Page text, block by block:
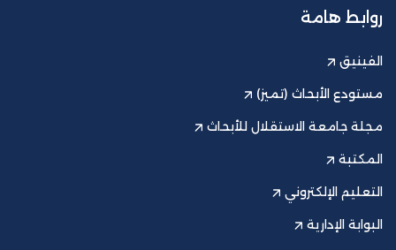
روابط هامة
الفينيق
مستودع الأبحاث (تميز)
مجلة جامعة الاستقلال للأبحاث
المكتبة
التعليم الإلكتروني
البوابة الإدارية